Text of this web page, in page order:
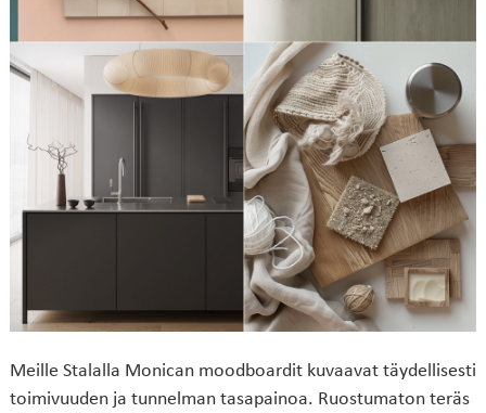
Meille Stalalla Monican moodboardit kuvaavat täydellisesti
toimivuuden ja tunnelman tasapainoa. Ruostumaton teräs